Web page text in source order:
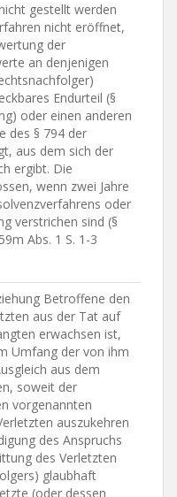
gestellt werden
nicht eröffnet,
der
an denjenigen
Endurteil (§
oder einen anderen
des § 794 der
aus dem sich der
ergibt. Die
wenn zwei Jahre
oder
verstrichen sind (§
Abs. 1 S. 1-3
Betroffene den
aus der Tat auf
erwachsen ist,
Umfang der von ihm
aus dem
soweit der
vorgenannten
auszukehren
des Anspruchs
des Verletzten
glaubhaft
(oder dessen